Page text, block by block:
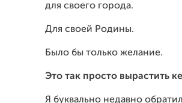
для своего города.
Для своей Родины.
Было бы только желание.
Это так просто вырастить
Я буквально недавно